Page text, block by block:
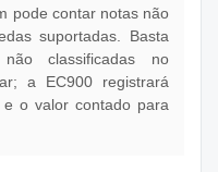
pode contar notas não
suportadas. Basta
classificadas no
a EC900 registrará
o valor contado para